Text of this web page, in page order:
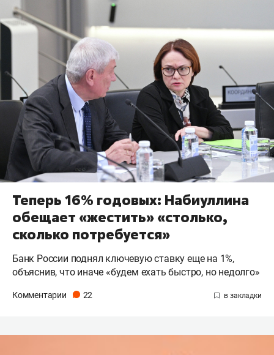
Теперь 16% годовых: Набиуллина
обещает «жестить» «столько,
сколько потребуется»
Банк России поднял ключевую ставку еще на 1%,
объяснив, что иначе «будем ехать быстро, но недолго»
Комментарии 22